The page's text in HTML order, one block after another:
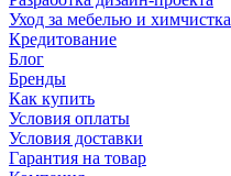
Уход за мебелью и химчистка
Кредитование
Блог
Бренды
Как купить
Условия оплаты
Условия доставки
Гарантия на товар